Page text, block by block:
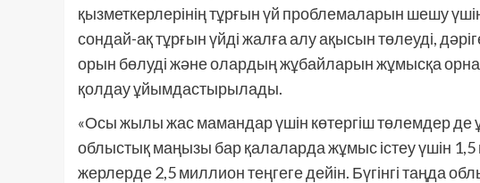
қызметкерлерінің тұрғын үй проблемаларын шешу
сондай-ақ тұрғын үйді жалға алу ақысын төлеуді,
орын бөлуді және олардың жұбайларын жұмысқа
қолдау ұйымдастырылады.
«Осы жылы жас мамандар үшін көтергіш төлемдер
облыстық маңызы бар қалаларда жұмыс істеу үшін
жерлерде 2,5 миллион теңгеге дейін. Бүгінгі таңда